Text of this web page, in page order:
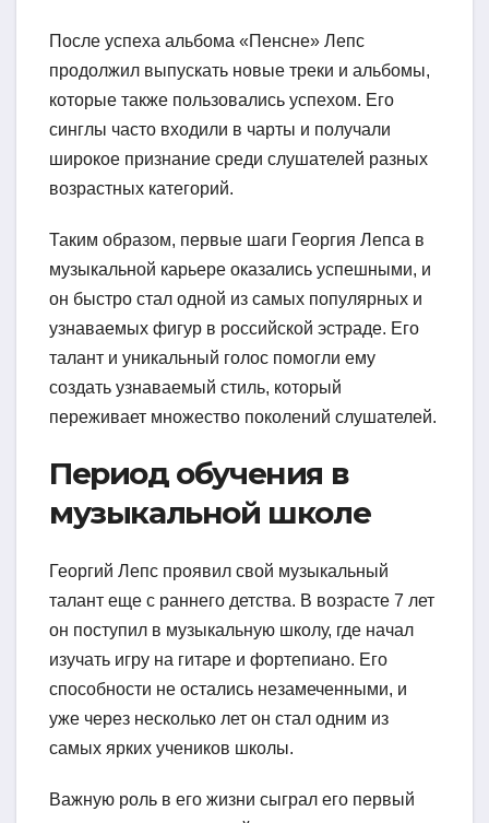
После успеха альбома «Пенсне» Лепс
продолжил выпускать новые треки и альбомы,
которые также пользовались успехом. Его
синглы часто входили в чарты и получали
широкое признание среди слушателей разных
возрастных категорий.
Таким образом, первые шаги Георгия Лепса в
музыкальной карьере оказались успешными, и
он быстро стал одной из самых популярных и
узнаваемых фигур в российской эстраде. Его
талант и уникальный голос помогли ему
создать узнаваемый стиль, который
переживает множество поколений слушателей.
Период обучения в
музыкальной школе
Георгий Лепс проявил свой музыкальный
талант еще с раннего детства. В возрасте 7 лет
он поступил в музыкальную школу, где начал
изучать игру на гитаре и фортепиано. Его
способности не остались незамеченными, и
уже через несколько лет он стал одним из
самых ярких учеников школы.
Важную роль в его жизни сыграл его первый